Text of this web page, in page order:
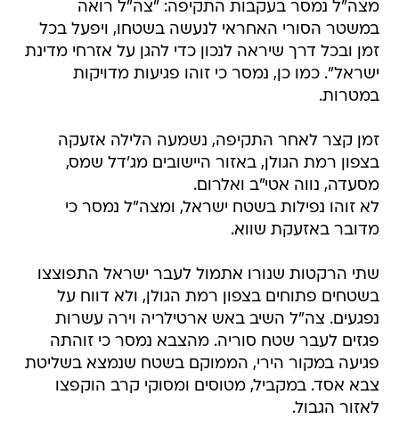
מצה"ל נמסר בעקבות התקיפה: "צה"ל רואה
במשטר הסורי האחראי לנעשה בשטחו, ויפעל בכל
זמן ובכל דרך שיראה לנכון כדי להגן על אזרחי מדינת
ישראל". כמו כן, נמסר כי זוהו פגיעות מדויקות
במטרות.
זמן קצר לאחר התקיפה, נשמעה הלילה אזעקה
בצפון רמת הגולן, באזור היישובים מג'דל שמס,
מסעדה, נווה אטי"ב ואלרום.
לא זוהו נפילות בשטח ישראל, ומצה"ל נמסר כי
מדובר באזעקת שווא.
שתי הרקטות שנורו אתמול לעבר ישראל התפוצצו
בשטחים פתוחים בצפון רמת הגולן, ולא דווח על
נפגעים. צה"ל השיב באש ארטילריה וירה עשרות
פגזים לעבר שטח סוריה. מהצבא נמסר כי זוהתה
פגיעה במקור הירי, הממוקם בשטח שנמצא בשליטת
צבא אסד. במקביל, מטוסים ומסוקי קרב הוקפצו
לאזור הגבול.